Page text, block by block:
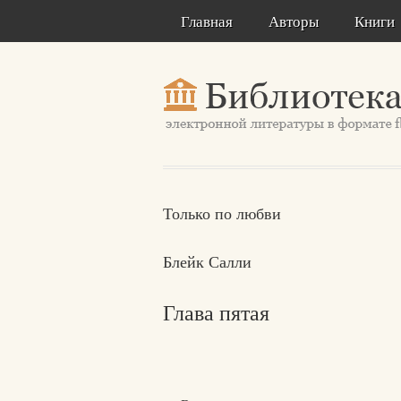
Главная Авторы Книги
Только по любви
Блейк Салли
Глава пятая